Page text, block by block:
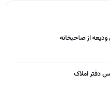
از صاحبخانه
دفتر املاک